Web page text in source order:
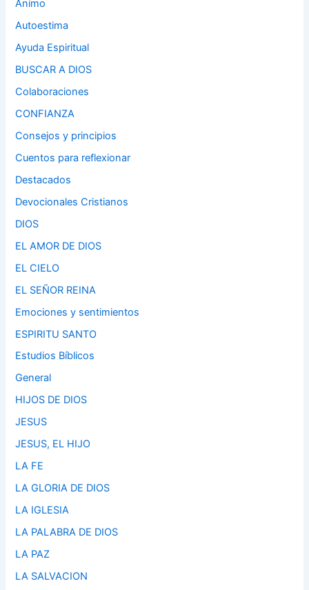
Ánimo
Autoestima
Ayuda Espiritual
BUSCAR A DIOS
Colaboraciones
CONFIANZA
Consejos y principios
Cuentos para reflexionar
Destacados
Devocionales Cristianos
DIOS
EL AMOR DE DIOS
EL CIELO
EL SEÑOR REINA
Emociones y sentimientos
ESPIRITU SANTO
Estudios Bíblicos
General
HIJOS DE DIOS
JESUS
JESUS, EL HIJO
LA FE
LA GLORIA DE DIOS
LA IGLESIA
LA PALABRA DE DIOS
LA PAZ
LA SALVACION